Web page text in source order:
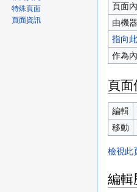
頁面
由機
指向
作為
頁面
編輯
移動
檢視此
編輯
特殊頁面
頁面資訊